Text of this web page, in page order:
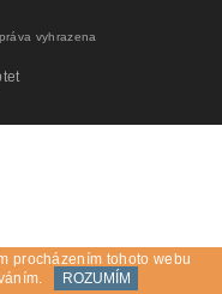
vyhrazena
procházením tohoto webu
ROZUMÍM